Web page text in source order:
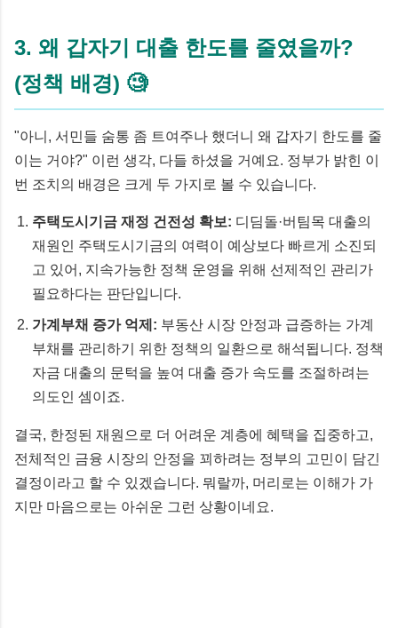
3. 왜 갑자기 대출 한도를 줄였을까?
(정책 배경) 🧐
"아니, 서민들 숨통 좀 트여주나 했더니 왜 갑자기 한도를 줄
이는 거야?" 이런 생각, 다들 하셨을 거예요. 정부가 밝힌 이
번 조치의 배경은 크게 두 가지로 볼 수 있습니다.
주택도시기금 재정 건전성 확보: 디딤돌·버팀목 대출의
재원인 주택도시기금의 여력이 예상보다 빠르게 소진되
고 있어, 지속가능한 정책 운영을 위해 선제적인 관리가
필요하다는 판단입니다.
가계부채 증가 억제: 부동산 시장 안정과 급증하는 가계
부채를 관리하기 위한 정책의 일환으로 해석됩니다. 정책
자금 대출의 문턱을 높여 대출 증가 속도를 조절하려는
의도인 셈이죠.
결국, 한정된 재원으로 더 어려운 계층에 혜택을 집중하고,
전체적인 금융 시장의 안정을 꾀하려는 정부의 고민이 담긴
결정이라고 할 수 있겠습니다. 뭐랄까, 머리로는 이해가 가
지만 마음으로는 아쉬운 그런 상황이네요.